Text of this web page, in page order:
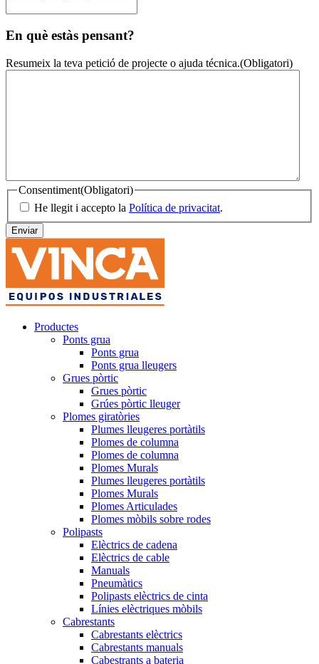
En què estàs pensant?
Resumeix la teva petició de projecte o ajuda técnica.(Obligatori)
Consentiment(Obligatori)
He llegit i accepto la Política de privacitat.
Productes
Ponts grua
Ponts grua
Ponts grua lleugers
Grues pòrtic
Grues pòrtic
Grúes pòrtic lleuger
Plomes giratòries
Plumes lleugeres portàtils
Plomes de columna
Plomes de columna
Plomes Murals
Plumes lleugeres portàtils
Plomes Murals
Plomes Articulades
Plomes mòbils sobre rodes
Polipasts
Elèctrics de cadena
Elèctrics de cable
Manuals
Pneumàtics
Polipasts elèctrics de cinta
Línies elèctriques mòbils
Cabrestants
Cabrestants elèctrics
Cabrestants manuals
Cabestrants a bateria